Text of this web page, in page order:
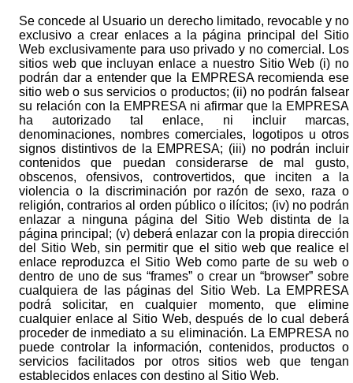
Se concede al Usuario un derecho limitado, revocable y no
exclusivo a crear enlaces a la página principal del Sitio
Web exclusivamente para uso privado y no comercial. Los
sitios web que incluyan enlace a nuestro Sitio Web (i) no
podrán dar a entender que la EMPRESA recomienda ese
sitio web o sus servicios o productos; (ii) no podrán falsear
su relación con la EMPRESA ni afirmar que la EMPRESA
ha autorizado tal enlace, ni incluir marcas,
denominaciones, nombres comerciales, logotipos u otros
signos distintivos de la EMPRESA; (iii) no podrán incluir
contenidos que puedan considerarse de mal gusto,
obscenos, ofensivos, controvertidos, que inciten a la
violencia o la discriminación por razón de sexo, raza o
religión, contrarios al orden público o ilícitos; (iv) no podrán
enlazar a ninguna página del Sitio Web distinta de la
página principal; (v) deberá enlazar con la propia dirección
del Sitio Web, sin permitir que el sitio web que realice el
enlace reproduzca el Sitio Web como parte de su web o
dentro de uno de sus “frames” o crear un “browser” sobre
cualquiera de las páginas del Sitio Web. La EMPRESA
podrá solicitar, en cualquier momento, que elimine
cualquier enlace al Sitio Web, después de lo cual deberá
proceder de inmediato a su eliminación. La EMPRESA no
puede controlar la información, contenidos, productos o
servicios facilitados por otros sitios web que tengan
establecidos enlaces con destino al Sitio Web.